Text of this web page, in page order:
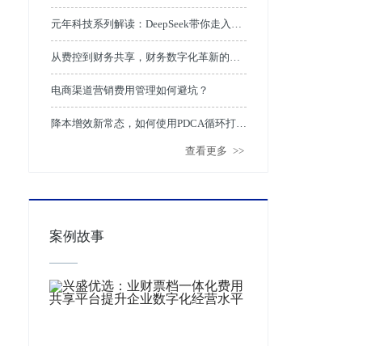
塑企业消费支出管理新体验
元年科技系列解读：DeepSeek带你走入商
旅及费用管理领域的5个应用场景革命
从费控到财务共享，财务数字化革新的关
键一跃
电商渠道营销费用管理如何避坑？
降本增效新常态，如何使用PDCA循环打造
查看更多 >>
案例故事